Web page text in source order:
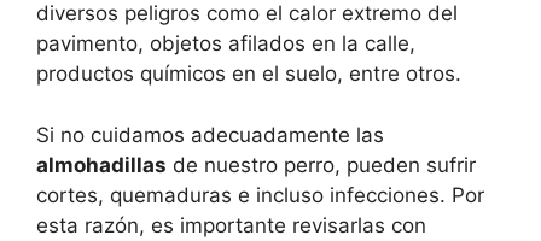
diversos peligros como el calor extremo del
pavimento, objetos afilados en la calle,
productos químicos en el suelo, entre otros.
Si no cuidamos adecuadamente las
almohadillas de nuestro perro, pueden sufrir
cortes, quemaduras e incluso infecciones. Por
esta razón, es importante revisarlas con